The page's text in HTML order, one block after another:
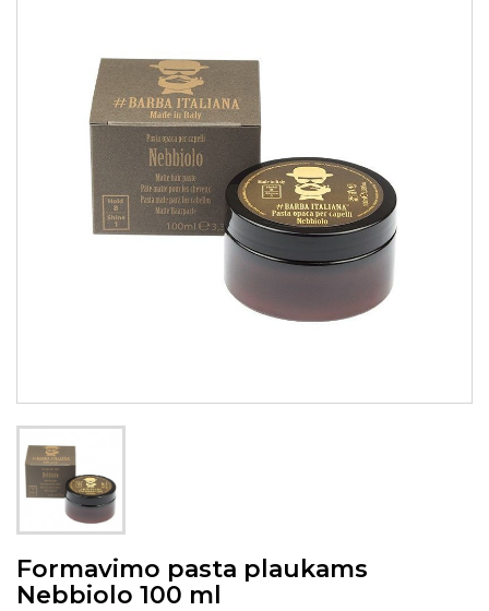
Formavimo pasta plaukams
Nebbiolo 100 ml